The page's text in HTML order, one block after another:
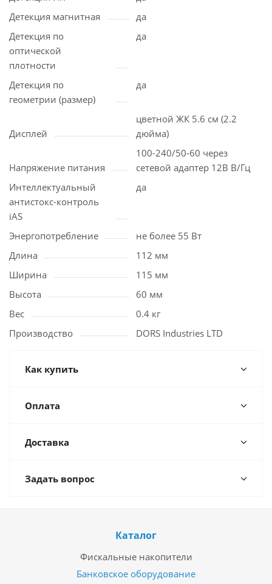
Детекция магнитная
да
Детекция по
оптической
плотности
да
Детекция по
геометрии (размер)
да
Дисплей
цветной ЖК 5.6 см (2.2
дюйма)
Напряжение питания
100-240/50-60 через
сетевой адаптер 12B В/Гц
Интеллектуальный
антистокс-контроль
iAS
да
Энергопотребление
не более 55 Вт
Длина
112 мм
Ширина
115 мм
Высота
60 мм
Вес
0.4 кг
Производство
DORS Industries LTD
Как купить
Оплата
Доставка
Задать вопрос
Каталог
Фискальные накопители
Банковское оборудование